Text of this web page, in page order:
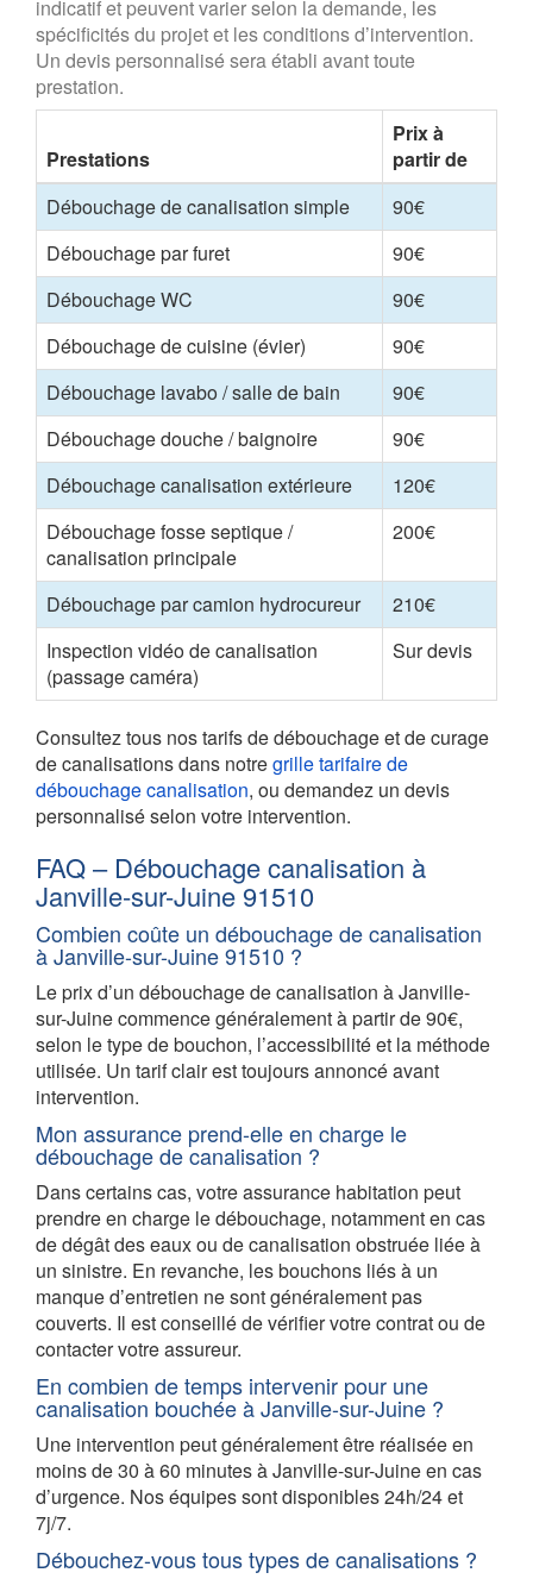
indicatif et peuvent varier selon la demande, les
spécificités du projet et les conditions d’intervention.
Un devis personnalisé sera établi avant toute
prestation.
Prestations
Prix à
partir de
Débouchage de canalisation simple
90€
Débouchage par furet
90€
Débouchage WC
90€
Débouchage de cuisine (évier)
90€
Débouchage lavabo / salle de bain
90€
Débouchage douche / baignoire
90€
Débouchage canalisation extérieure
120€
Débouchage fosse septique /
canalisation principale
200€
Débouchage par camion hydrocureur
210€
Inspection vidéo de canalisation
(passage caméra)
Sur devis
Consultez tous nos tarifs de débouchage et de curage
de canalisations dans notregrille tarifaire de
débouchage canalisation, ou demandez un devis
personnalisé selon votre intervention.
FAQ – Débouchage canalisation à
Janville-sur-Juine 91510
Combien coûte un débouchage de canalisation
à Janville-sur-Juine 91510 ?
Le prix d’un débouchage de canalisation à Janville-
sur-Juine commence généralement à partir de 90€,
selon le type de bouchon, l’accessibilité et la méthode
utilisée. Un tarif clair est toujours annoncé avant
intervention.
Mon assurance prend-elle en charge le
débouchage de canalisation ?
Dans certains cas, votre assurance habitation peut
prendre en charge le débouchage, notamment en cas
de dégât des eaux ou de canalisation obstruée liée à
un sinistre. En revanche, les bouchons liés à un
manque d’entretien ne sont généralement pas
couverts. Il est conseillé de vérifier votre contrat ou de
contacter votre assureur.
En combien de temps intervenir pour une
canalisation bouchée à Janville-sur-Juine ?
Une intervention peut généralement être réalisée en
moins de 30 à 60 minutes à Janville-sur-Juine en cas
d’urgence. Nos équipes sont disponibles 24h/24 et
7j/7.
Débouchez-vous tous types de canalisations ?